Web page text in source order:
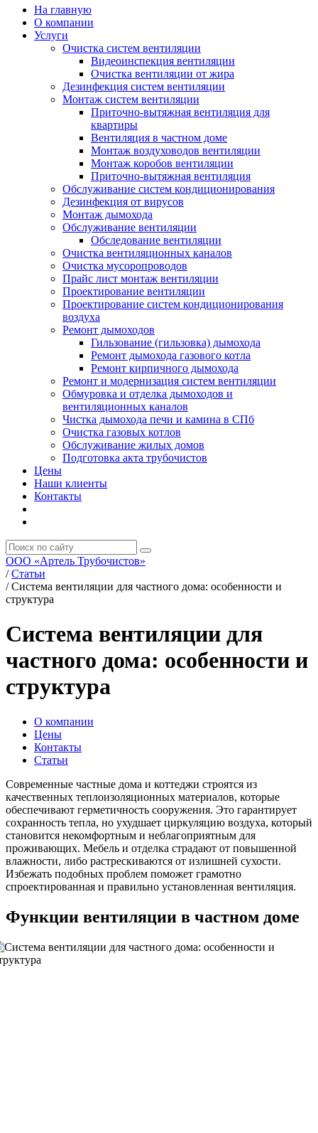
На главную
О компании
Услуги
Очистка систем вентиляции
Видеоинспекция вентиляции
Очистка вентиляции от жира
Дезинфекция систем вентиляции
Монтаж систем вентиляции
Приточно-вытяжная вентиляция для
квартиры
Вентиляция в частном доме
Монтаж воздуховодов вентиляции
Монтаж коробов вентиляции
Приточно-вытяжная вентиляция
Обслуживание систем кондиционирования
Дезинфекция от вирусов
Монтаж дымохода
Обслуживание вентиляции
Обследование вентиляции
Очистка вентиляционных каналов
Очистка мусоропроводов
Прайс лист монтаж вентиляции
Проектирование вентиляции
Проектирование систем кондиционирования
воздуха
Ремонт дымоходов
Гильзование (гильзовка) дымохода
Ремонт дымохода газового котла
Ремонт кирпичного дымохода
Ремонт и модернизация систем вентиляции
Обмуровка и отделка дымоходов и
вентиляционных каналов
Чистка дымохода печи и камина в СПб
Очистка газовых котлов
Обслуживание жилых домов
Подготовка акта трубочистов
Цены
Наши клиенты
Контакты
ООО «Артель Трубочистов»
/ Статьи
/ Система вентиляции для частного дома: особенности и
структура
Система вентиляции для
частного дома: особенности и
структура
О компании
Цены
Контакты
Статьи
Современные частные дома и коттеджи строятся из
качественных теплоизоляционных материалов, которые
обеспечивают герметичность сооружения. Это гарантирует
сохранность тепла, но ухудшает циркуляцию воздуха, который
становится некомфортным и неблагоприятным для
проживающих. Мебель и отделка страдают от повышенной
влажности, либо растрескиваются от излишней сухости.
Избежать подобных проблем поможет грамотно
спроектированная и правильно установленная вентиляция.
Функции вентиляции в частном доме